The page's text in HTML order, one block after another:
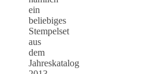
ein
beliebiges
Stempelset
aus
dem
Jahreskatalog